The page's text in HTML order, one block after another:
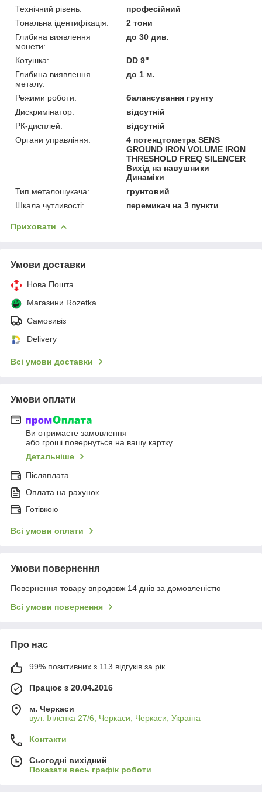
Технічний рівень:
професійний
Тональна ідентифікація:
2 тони
Глибина виявлення
монети:
до 30 див.
Котушка:
DD 9"
Глибина виявлення
металу:
до 1 м.
Режими роботи:
балансування грунту
Дискримінатор:
відсутній
РК-дисплей:
відсутній
Органи управління:
4 потенцтометра SENS
GROUND IRON VOLUME IRON
THRESHOLD FREQ SILENCER
Вихід на навушники
Динаміки
Тип металошукача:
грунтовий
Шкала чутливості:
перемикач на 3 пункти
Приховати
Умови доставки
Нова Пошта
Магазини Rozetka
Самовивіз
Delivery
Всі умови доставки
Умови оплати
Ви отримаєте замовлення
або гроші повернуться на вашу картку
Детальніше
Післяплата
Оплата на рахунок
Готівкою
Всі умови оплати
Умови повернення
Повернення товару впродовж 14 днів за домовленістю
Всі умови повернення
Про нас
99% позитивних з 113 відгуків за рік
Працює з 20.04.2016
м. Черкаси
вул. Іллєнка 27/6, Черкаси, Черкаси, Україна
Контакти
Сьогодні вихідний
Показати весь графік роботи